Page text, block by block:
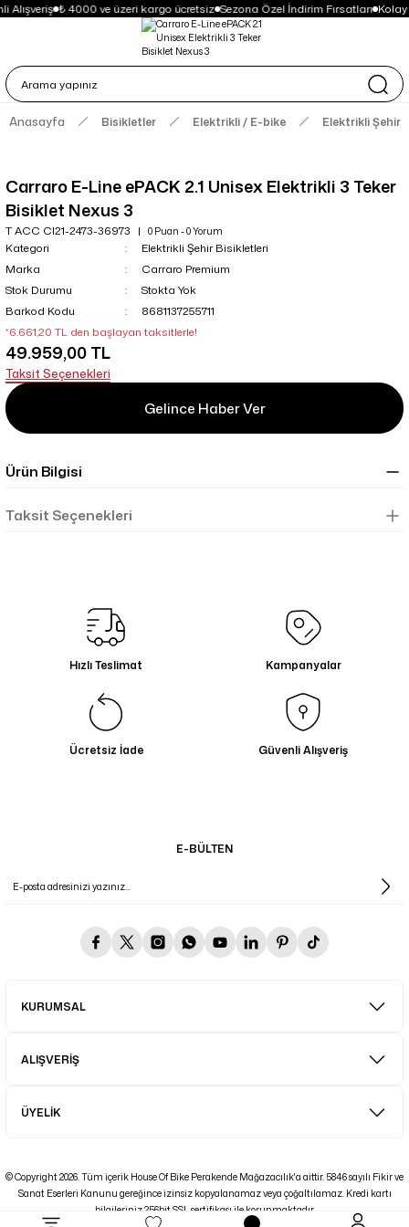
Alışveriş ₺ 4000 ve üzeri kargo ücretsiz Sezona Özel İndirim Fırsatları Kolay
Anasayfa Bisikletler Elektrikli / E-bike Elektrikli Şehir
Carraro E-Line ePACK 2.1 Unisex Elektrikli 3 Teker
Bisiklet Nexus 3
T ACC CI21-2473-36973 0 Puan - 0 Yorum
Kategori
Elektrikli Şehir Bisikletleri
Marka
Carraro Premium
Stok Durumu
Stokta Yok
Barkod Kodu
8681137255711
*6.661,20 TL den başlayan taksitlerle!
49.959,00 TL
Taksit Seçenekleri
Gelince Haber Ver
Ürün Bilgisi
Taksit Seçenekleri
Hızlı Teslimat Kampanyalar
Ücretsiz İade Güvenli Alışveriş
E-BÜLTEN
KURUMSAL
ALIŞVERİŞ
ÜYELİK
© Copyright 2026. Tüm içerik House Of Bike Perakende Mağazacılık'a aittir. 5846 sayılı Fikir ve
Sanat Eserleri Kanunu gereğince izinsiz kopyalanamaz veya çoğaltılamaz. Kredi kartı
bilgileriniz 256bit SSL sertifikası ile korunmaktadır.